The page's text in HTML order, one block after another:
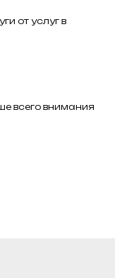
от услуг в
всего внимания